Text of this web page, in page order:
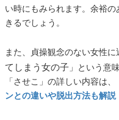
い時にもみられます。余裕
きるでしょう。
また、貞操観念のない女性に
てしまう女の子 」という意
「させこ」の詳しい内容は、
ンとの違いや脱出方法も解説